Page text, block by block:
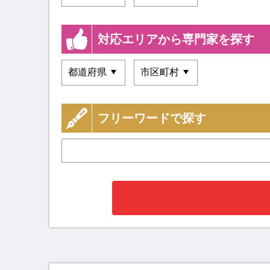
対応エリアから専門家を探す
フリーワードで探す